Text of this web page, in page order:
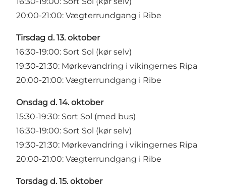
20:00-21:00: Vægterrundgang i Ribe
Tirsdag d. 13. oktober
16:30-19:00: Sort Sol (kør selv)
19:30-21:30: Mørkevandring i vikingernes Ripa
20:00-21:00: Vægterrundgang i Ribe
Onsdag d. 14. oktober
15:30-19:30: Sort Sol (med bus)
16:30-19:00: Sort Sol (kør selv)
19:30-21:30: Mørkevandring i vikingernes Ripa
20:00-21:00: Vægterrundgang i Ribe
Torsdag d. 15. oktober